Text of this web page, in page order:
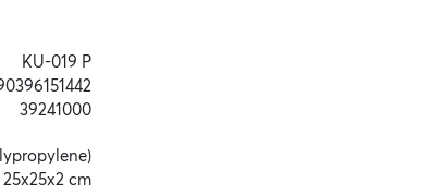
KU-019 P
39241000
25x25x2 cm